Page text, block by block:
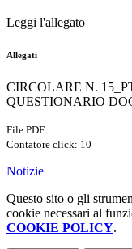
Leggi l'allegato
Allegati
CIRCOLARE N.
QUESTIONARIO
File PDF
Contatore click: 10
Notizie
Questo sito o gli
cookie necessari al
COOKIE POLICY.